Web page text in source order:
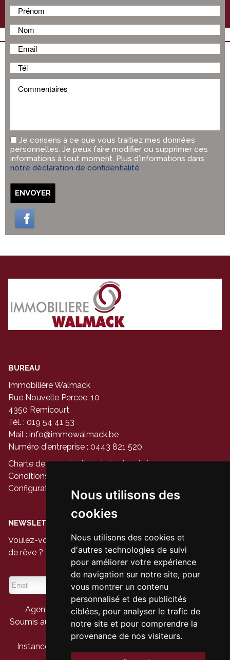
Nous utilisons des
cookies
Nous utilisons des cookies et
d'autres technologies de suivi
pour améliorer votre expérience
de navigation sur notre site, pour
vous montrer un contenu
personnalisé et des publicités
ciblées, pour analyser le trafic de
notre site et pour comprendre la
provenance de nos visiteurs.
Je consens à ce que vous traitiez mes données
personnelles. Je peux faire modifier ou supprimer ces
informations à tout moment. Plus d'informations dans
notre déclaration de confidentialité.
ENVOYER
COMFORT
BUREAU
Immobilière Walmack
Rue Nouvelle Percee, 10
4350 Remicourt
Tél. : 019 54 41 53
Mail : info@immowalmack.be
Numéro d'entreprise : 0443 821 520
Charte de la protection de la vie privée
Conditions générales d'utilisation du site
Configuration des cookies
NEWSLETTER
Voulez-vous être le premier à voir les nouvelles maisons
de rêve ? Inscrivez-vous à notre newsletter aujourd'hui.
Agent immobilier agréé - Belgique - IPI 104 944
Soumis au code de déontologie suivantl'arrêté royal du
27 septembre 2006
Instance de contrôle :